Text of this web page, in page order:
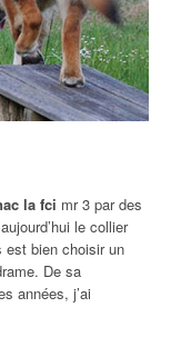
la fci mr 3 par des
le collier
est bien choisir un
De sa
années, j’ai